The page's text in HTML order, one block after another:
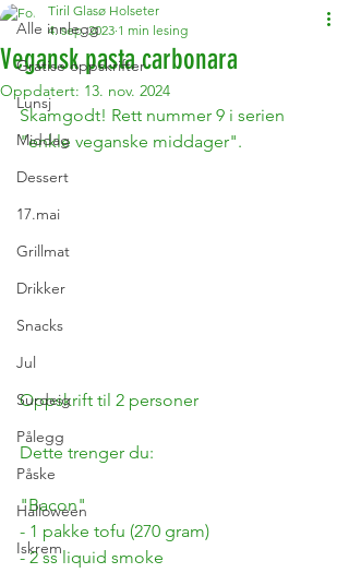
Alle innlegg
Gratise oppskrifter
Lunsj
Middag
Dessert
17.mai
Grillmat
Drikker
Snacks
Jul
Surdeig
Pålegg
Påske
Halloween
Iskrem
Vegansk pasta carbonara
Tiril Glasø Holseter
4. sep. 2023 1 min lesing
Oppdatert: 13. nov. 2024
Skamgodt! Rett nummer 9 i serien
"enkle veganske middager".
Oppskrift til 2 personer
Dette trenger du:
"Bacon"
- 1 pakke tofu (270 gram)
- 2 ss liquid smoke